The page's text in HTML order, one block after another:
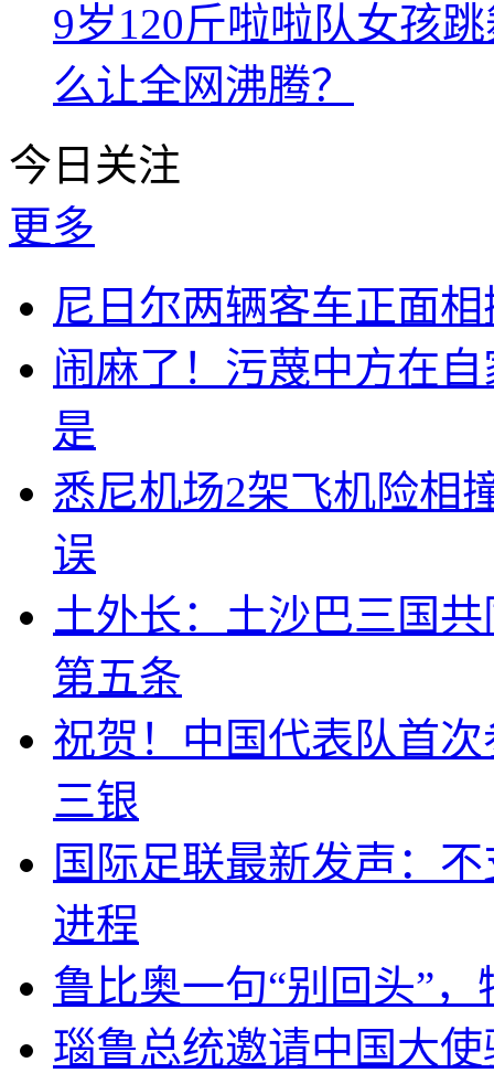
9岁120斤啦啦队女孩
么让全网沸腾？
今日关注
更多
尼日尔两辆客车正面
闹麻了！污蔑中方在
是
悉尼机场2架飞机险相
误
土外长：土沙巴三国
第五条
祝贺！中国代表队首
三银
国际足联最新发声：
进程
鲁比奥一句“别回头”
瑙鲁总统邀请中国大